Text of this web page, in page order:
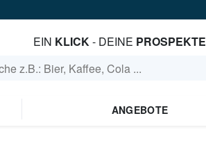
EIN KLICK- DEINE PROSPEKTE
ANGEBOTE